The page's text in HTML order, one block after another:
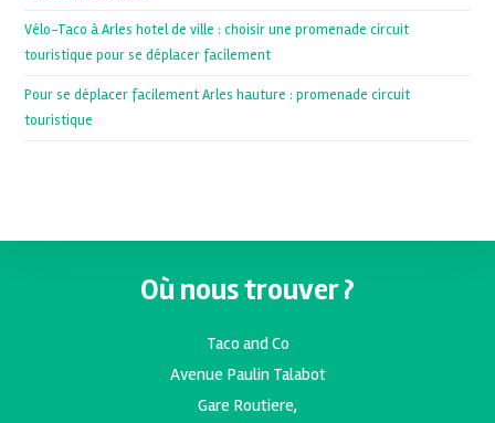
Vélo-Taco à Arles hotel de ville : choisir une promenade circuit
touristique pour se déplacer facilement
Pour se déplacer facilement Arles hauture : promenade circuit
touristique
Où nous trouver ?
Taco and Co
Avenue Paulin Talabot
Gare Routiere,